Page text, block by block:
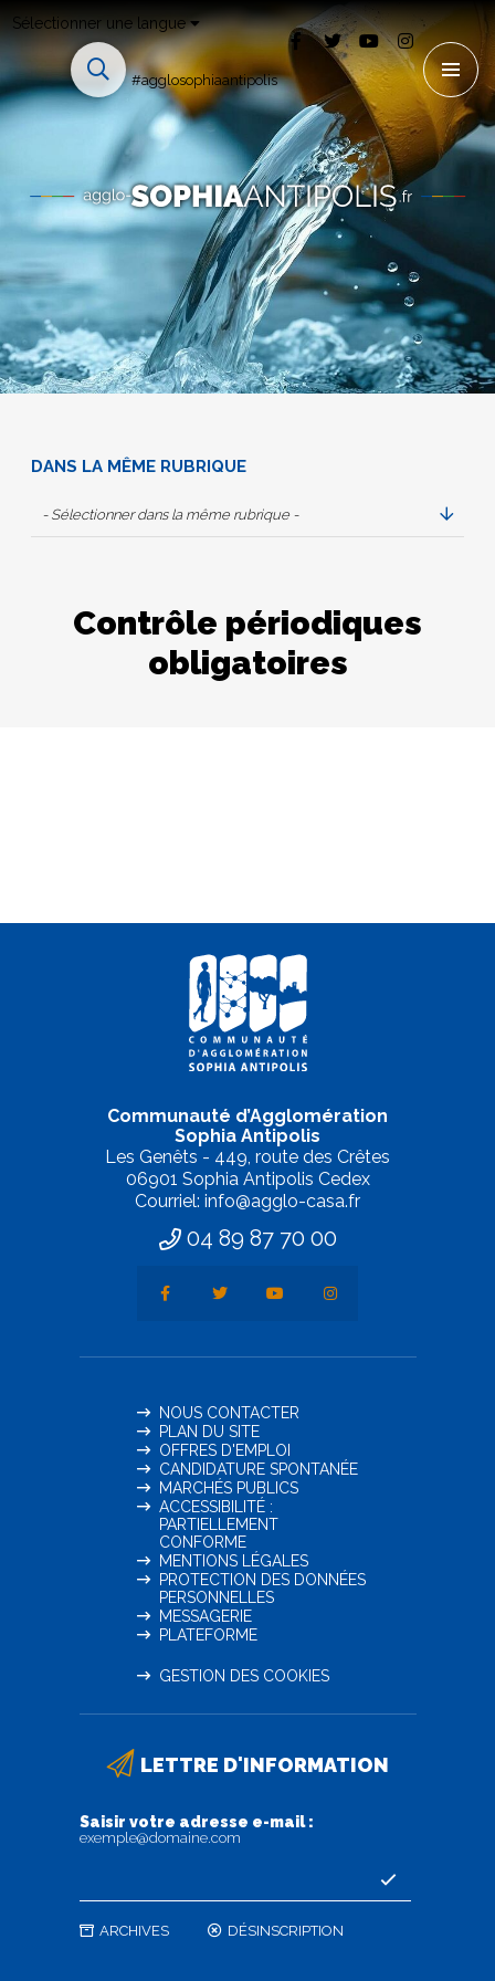
Sélectionner une langue
#agglosophiaantipolis
DANS LA MÊME RUBRIQUE
- Sélectionner dans la même rubrique -
Contrôle périodiques
obligatoires
Communauté d’Agglomération
Sophia Antipolis
Les Genêts - 449, route des Crêtes
06901 Sophia Antipolis Cedex
Courriel: info@agglo-casa.fr
04 89 87 70 00
NOUS CONTACTER
PLAN DU SITE
OFFRES D'EMPLOI
CANDIDATURE SPONTANÉE
MARCHÉS PUBLICS
ACCESSIBILITÉ :
PARTIELLEMENT
CONFORME
MENTIONS LÉGALES
PROTECTION DES DONNÉES
PERSONNELLES
MESSAGERIE
PLATEFORME
GESTION DES COOKIES
LETTRE D'INFORMATION
Saisir votre adresse e-mail :
exemple@domaine.com
ARCHIVES DÉSINSCRIPTION